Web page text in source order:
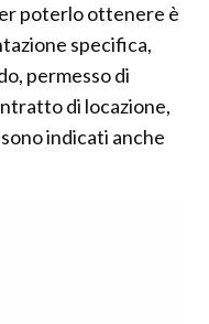
poterlo ottenere è
specifica,
permesso di
di locazione,
indicati anche